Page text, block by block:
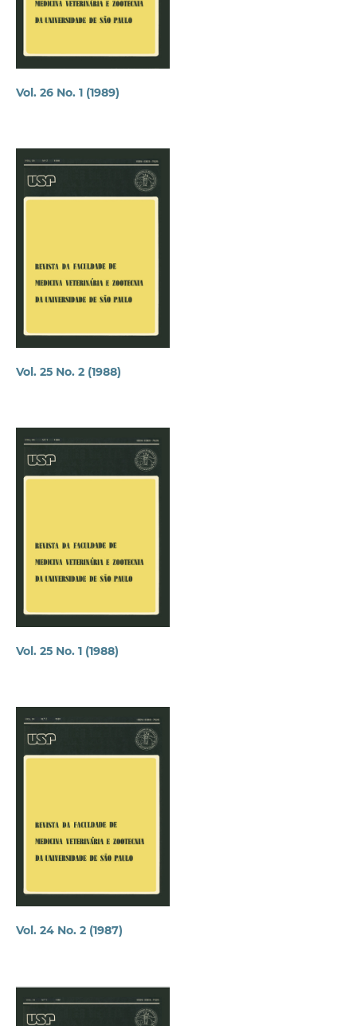
Vol. 26 No. 1 (1989)
Vol. 25 No. 2 (1988)
Vol. 25 No. 1 (1988)
Vol. 24 No. 2 (1987)